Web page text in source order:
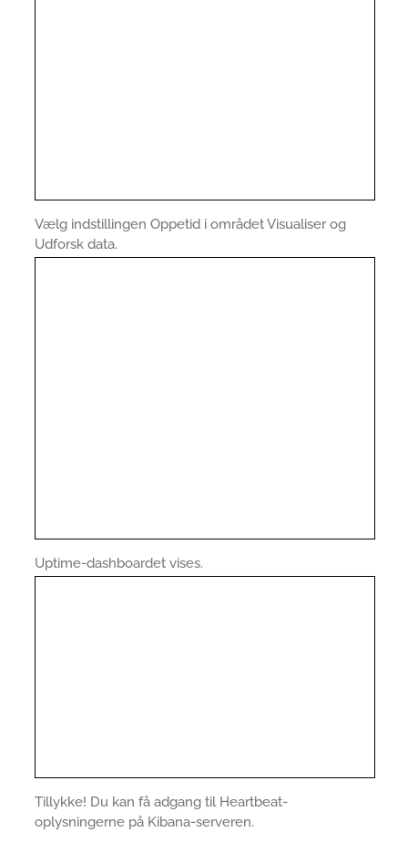
Vælg indstillingen Oppetid i området Visualiser og
Udforsk data.
Uptime-dashboardet vises.
Tillykke! Du kan få adgang til Heartbeat-
oplysningerne på Kibana-serveren.